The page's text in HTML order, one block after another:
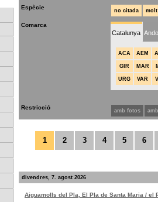
Espècie
no citada
Comarca
Catalunya
ACA AEM
GIR MAR
URG VAR
Restricció amb fotos
1 2 3 4 5 6
divendres, 7. agost 2026
Aiguamolls del Pla, El Pla de Santa Maria / el